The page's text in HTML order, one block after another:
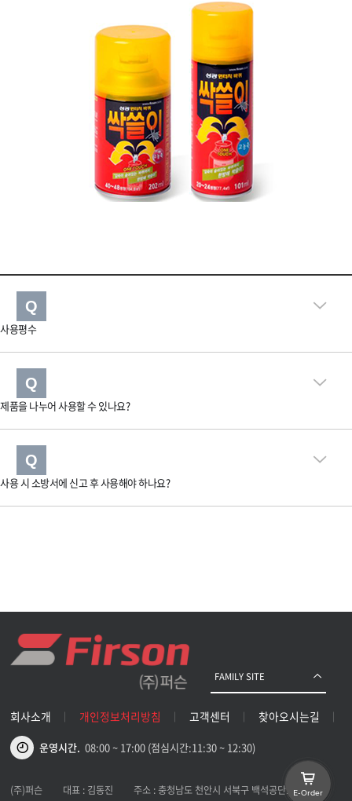
E-Order
Q
사용평수
Q
제품을 나누어 사용할 수 있나요?
Q
사용 시 소방서에 신고 후 사용해야 하나요?
회사소개 개인정보처리방침 고객센터 찾아오시는길
운영시간. 08:00 ~ 17:00 (점심시간:11:30 ~ 12:30)
FAMILY SITE
(주)퍼슨 대표 : 김동진
주소 : 충청남도 천안시 서북구 백석공단1로 47